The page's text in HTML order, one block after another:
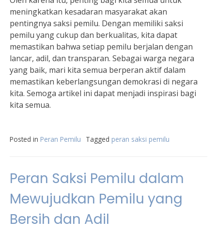
meningkatkan kesadaran masyarakat akan
pentingnya saksi pemilu. Dengan memiliki saksi
pemilu yang cukup dan berkualitas, kita dapat
memastikan bahwa setiap pemilu berjalan dengan
lancar, adil, dan transparan. Sebagai warga negara
yang baik, mari kita semua berperan aktif dalam
memastikan keberlangsungan demokrasi di negara
kita. Semoga artikel ini dapat menjadi inspirasi bagi
kita semua.
Posted in Peran Pemilu Tagged peran saksi pemilu
Peran Saksi Pemilu dalam
Mewujudkan Pemilu yang
Bersih dan Adil